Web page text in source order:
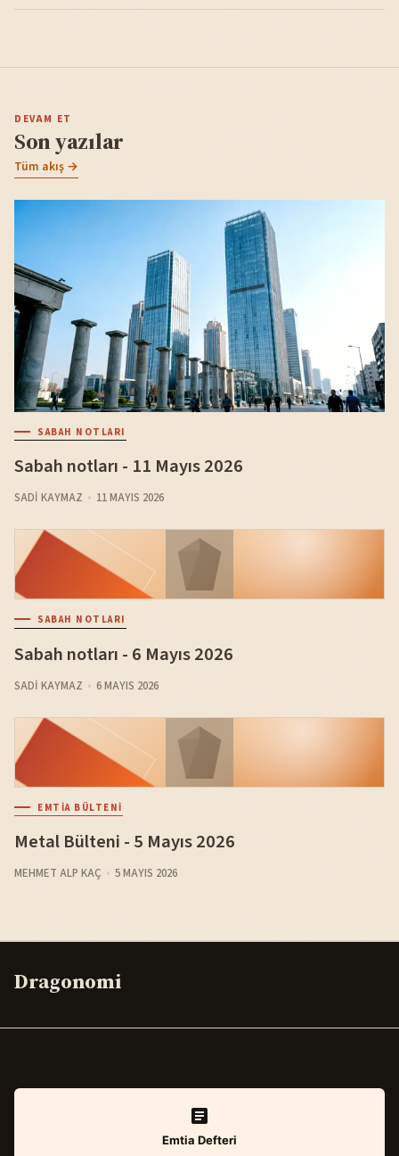
DEVAM ET
Son yazılar
Tüm akış →
SABAH NOTLARI
Sabah notları - 11 Mayıs 2026
SADI KAYMAZ 11 MAYIS 2026
SABAH NOTLARI
Sabah notları - 6 Mayıs 2026
SADI KAYMAZ 6 MAYIS 2026
EMTIA BÜLTENI
Metal Bülteni - 5 Mayıs 2026
MEHMET ALP KAÇ 5 MAYIS 2026
Dragonomi
Emtia Defteri